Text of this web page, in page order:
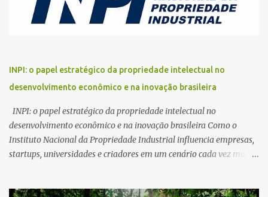
pressão sobre os ecossistemas tropicais aumentou
dramaticamente nas últimas décadas. O avanço da agropecuária,
ameaças que desafia governos, cientistas, comunidades
tradicionais e organizações ambientais. A conservação das
florestas tropicais deixou de ser apenas uma pauta ecológica.
Hoje, ela representa uma questão econômica, climática, social e
geopolítica. O futuro desses eco...
INPI: o papel estratégico da propriedade intelectual no
desenvolvimento econômico e na inovação brasileira
INPI: o papel estratégico da propriedade intelectual no
desenvolvimento econômico e na inovação brasileira Como o
Instituto Nacional da Propriedade Industrial influencia empresas,
startups, universidades e criadores em um cenário cada vez mais